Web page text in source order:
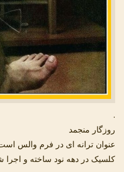
.
روزگار منجمد
عنوان ترانه ای در فرم والس
کلسیک در دهه نود ساخته و اجرا